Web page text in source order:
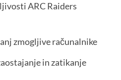
ARC Raiders
zmogljive računalnike
in zatikanje